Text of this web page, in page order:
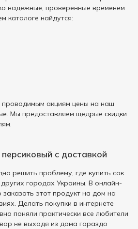
надежные, проверенные временем
каталоге найдутся:
проводимым акциям цены на наш
Мы предоставляем щедрые скидки
с доставкой
решить проблему, где купить сок
городах Украины. В онлайн-
этот продукт на дом на
Делать покупки в интернете
поняли практически все любители
не выходя из дома гораздо